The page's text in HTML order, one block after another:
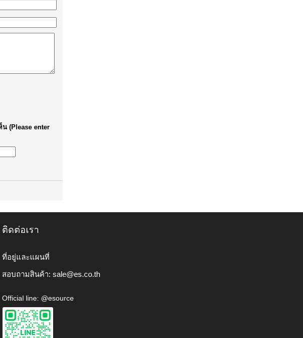
(Please enter
ติดต่อเรา
ที่อยู่และแผนที่
สอบถามสินค้า: sale@es.co.th
Official line: @esource